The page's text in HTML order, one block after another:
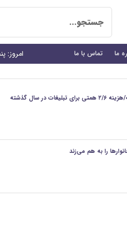
ما تماس با ما امروز: پنجشنبه
سال گذشته
را به هم می‌زند